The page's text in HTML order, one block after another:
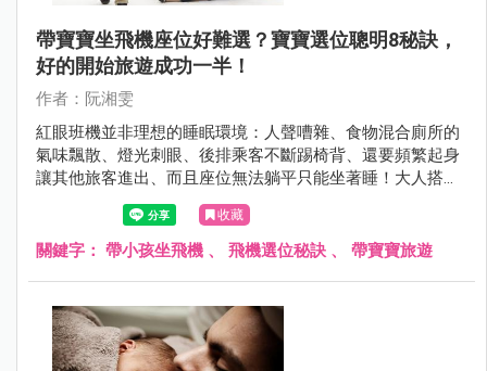
帶寶寶坐飛機座位好難選？寶寶選位聰明8秘訣，
好的開始旅遊成功一半！
作者：阮湘雯
紅眼班機並非理想的睡眠環境：人聲嘈雜、食物混合廁所的
氣味飄散、燈光刺眼、後排乘客不斷踢椅背、還要頻繁起身
讓其他旅客進出、而且座位無法躺平只能坐著睡！大人搭乘
紅眼班機就已經不好睡了，嬰幼兒更會睡前哭鬧不休，好不
容易睡著了卻頻繁醒來尖叫。
收藏
關鍵字： 帶小孩坐飛機 、 飛機選位秘訣 、 帶寶寶旅遊